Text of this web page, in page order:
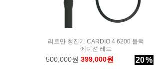
리트만 청진기 CARDIO 4 6200 블랙
에디션 레드
500,000원 399,000원 20%